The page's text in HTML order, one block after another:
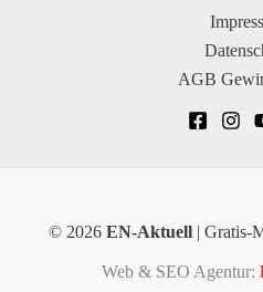
AGB
© 2026 EN-Aktuell | Gratis-
Web & SEO Agentur: